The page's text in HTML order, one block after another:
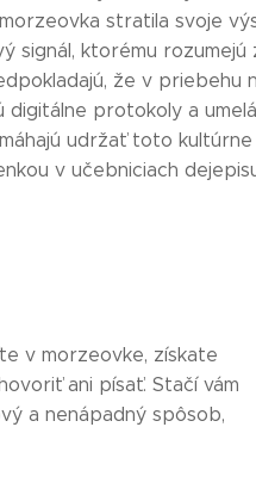
stratila svoje
signál, ktorému
že v
protokoly a
udržať toto
v učebniciach
v morzeovke, získate
ani písať. Stačí vám
a nenápadný spôsob,